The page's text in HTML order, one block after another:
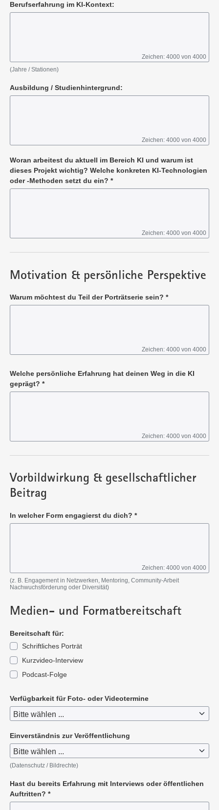
Berufserfahrung im KI-Kontext:
Zeichen: 4000 von 4000
(Jahre / Stationen)
Ausbildung / Studienhintergrund:
Zeichen: 4000 von 4000
Woran arbeitest du aktuell im Bereich KI und warum ist
dieses Projekt wichtig? Welche konkreten KI-Technologien
oder -Methoden setzt du ein? *
Zeichen: 4000 von 4000
Motivation & persönliche Perspektive
Warum möchtest du Teil der Porträtserie sein? *
Zeichen: 4000 von 4000
Welche persönliche Erfahrung hat deinen Weg in die KI
geprägt? *
Zeichen: 4000 von 4000
Vorbildwirkung & gesellschaftlicher
Beitrag
In welcher Form engagierst du dich? *
Zeichen: 4000 von 4000
Pflichtangabe
(z. B. Engagement in Netzwerken, Mentoring, Community-Arbeit
Nachwuchsförderung oder Diversität)
Medien- und Formatbereitschaft
Bereitschaft für:
Schriftliches Porträt
Kurzvideo-Interview
Podcast-Folge
Verfügbarkeit für Foto- oder Videotermine
Einverständnis zur Veröffentlichung
(Datenschutz / Bildrechte)
Hast du bereits Erfahrung mit Interviews oder öffentlichen
Auftritten? *